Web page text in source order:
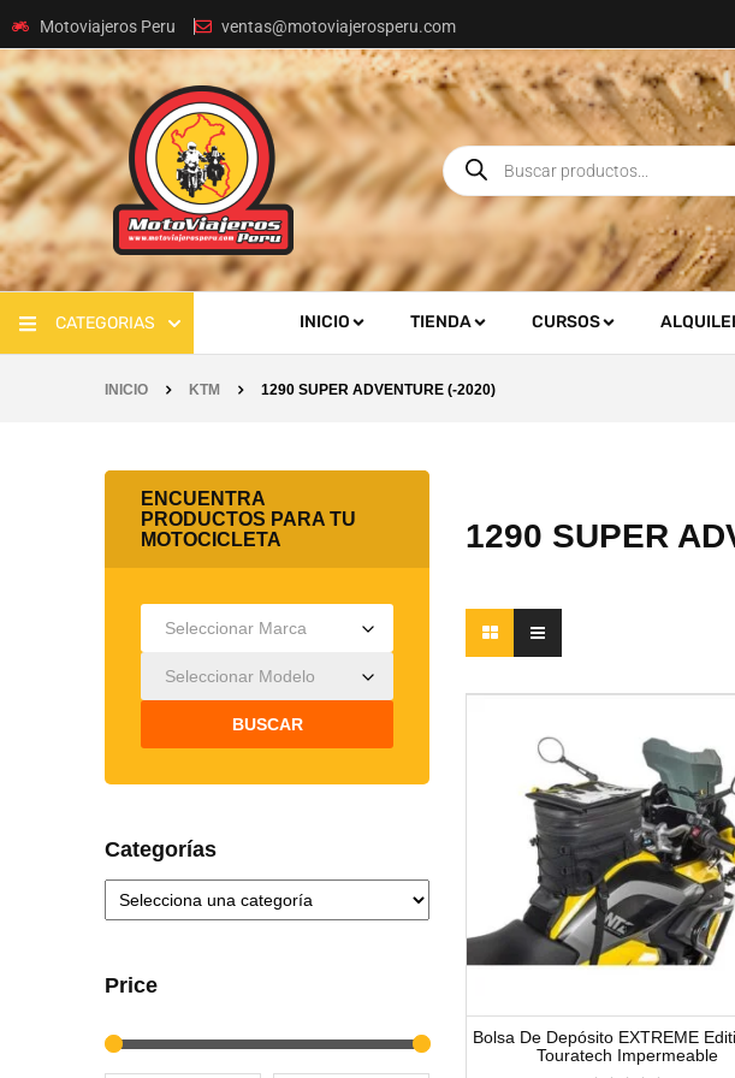
Motoviajeros Peru ventas@motoviajerosperu.com
CATEGORIAS INICIO TIENDA CURSOS
INICIO KTM 1290 SUPER ADVENTURE (-2020)
ENCUENTRA
PRODUCTOS PARA TU
MOTOCICLETA
Seleccionar Marca
Seleccionar Modelo
BUSCAR
Categorías
Price
1290 SUPER
Bolsa De Depósito EXTREME
Touratech Impermeable